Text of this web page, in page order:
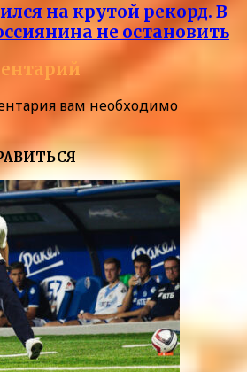
на крутой рекорд. В
не остановить
вам необходимо